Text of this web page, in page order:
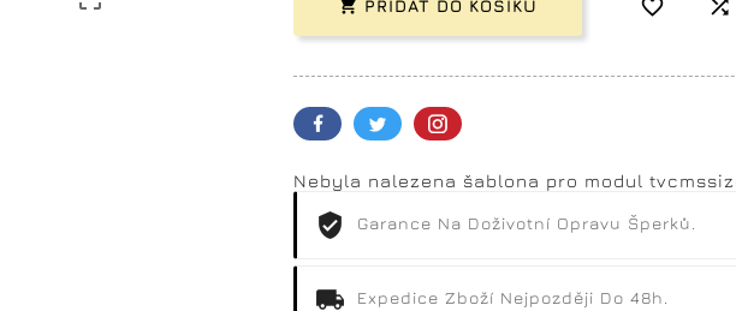
 PŘIDAT DO KOŠÍKU  
Nebyla nalezena šablona pro modul
Garance Na Doživotní Opravu Šperků.
Expedice Zboží Nejpozději Do 48h.